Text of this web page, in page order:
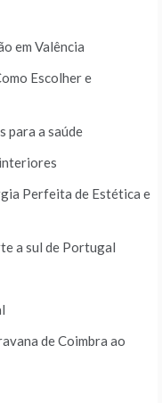
em Valência
Escolher e
para a saúde
Perfeita de Estética e
a sul de Portugal
de Coimbra ao